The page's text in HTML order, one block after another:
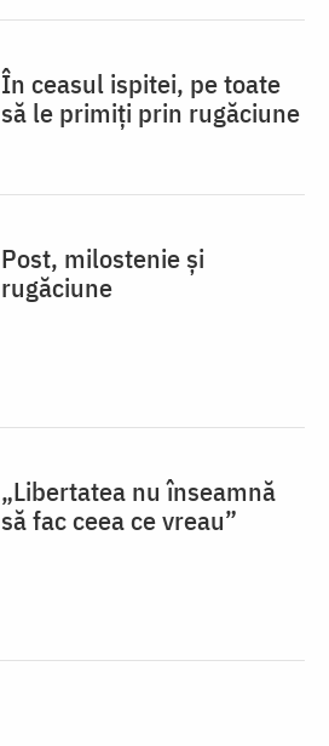
În ceasul ispitei, pe toate
să le primiți prin rugăciune
Post, milostenie și
rugăciune
„Libertatea nu înseamnă
să fac ceea ce vreau”